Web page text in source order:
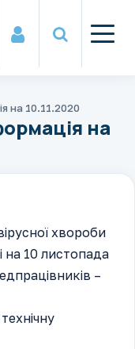
на 10.11.2020
на
хвороби
на 10 листопада
–